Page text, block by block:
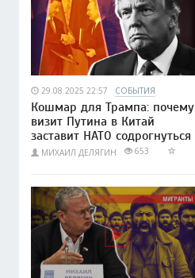
29.08.2025 22:57 СОБЫТИЯ
Кошмар для Трампа: почему
визит Путина в Китай
заставит НАТО содрогнуться
МИХАИЛ ДЕЛЯГИН 653